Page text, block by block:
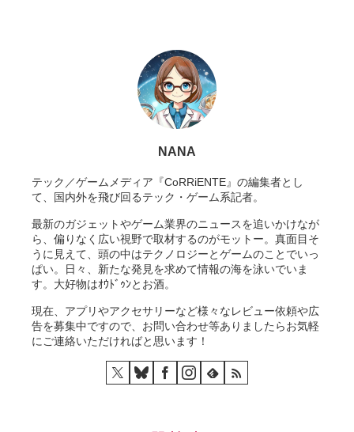
NANA
テック／ゲームメディア『CoRRiENTE』の編集者とし
て、国内外を飛び回るテック・ゲーム系記者。
最新のガジェットやゲーム業界のニュースを追いかけなが
ら、偏りなく広い視野で取材するのがモットー。真面目そ
うに見えて、頭の中はテクノロジーとゲームのことでいっ
ぱい。日々、新たな発見を求めて情報の海を泳いでいま
す。大好物はｵｳﾄﾞｩﾝとお酒。
現在、アプリやアクセサリーなど様々なレビュー依頼や広
告を募集中ですので、お問い合わせ等ありましたらお気軽
にご連絡いただければと思います！